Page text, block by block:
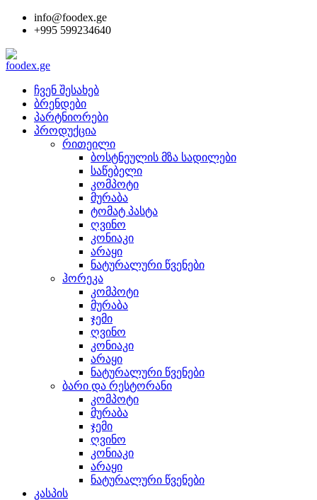
info@foodex.ge
+995 599234640
ჩვენ შესახებ
ბრენდები
პარტნიორები
პროდუქცია
რითეილი
ბოსტნეულის მზა სადილები
საწებელი
კომპოტი
მურაბა
ტომატ პასტა
ღვინო
კონიაკი
არაყი
ნატურალური წვენები
ჰორეკა
კომპოტი
მურაბა
ჯემი
ღვინო
კონიაკი
არაყი
ნატურალური წვენები
ბარი და რესტორანი
კომპოტი
მურაბა
ჯემი
ღვინო
კონიაკი
არაყი
ნატურალური წვენები
კასპის